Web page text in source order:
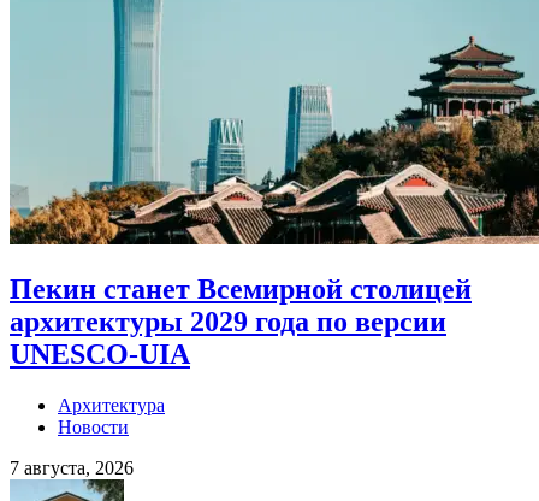
Пекин станет Всемирной столицей
архитектуры 2029 года по версии
UNESCO-UIA
Архитектура
Новости
7 августа, 2026